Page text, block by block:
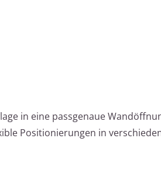
in eine passgenaue
Positionierungen in